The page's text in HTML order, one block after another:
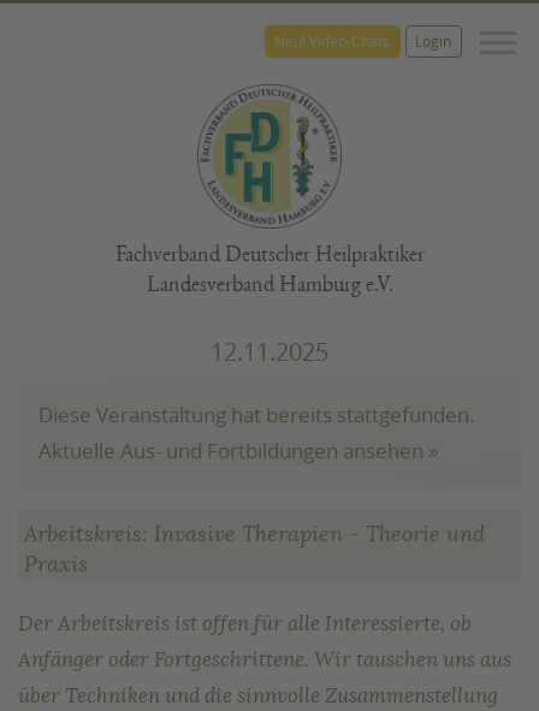
Neu! Video-Chats Login
Fachverband Deutscher Heilpraktiker
Landesverband Hamburg e.V.
12.11.2025
Diese Veranstaltung hat bereits stattgefunden.
Aktuelle Aus- und Fortbildungen ansehen »
Arbeitskreis: Invasive Therapien - Theorie und
Praxis
Der Arbeitskreis ist offen für alle Interessierte, ob
Anfänger oder Fortgeschrittene. Wir tauschen uns aus
über Techniken und die sinnvolle Zusammenstellung